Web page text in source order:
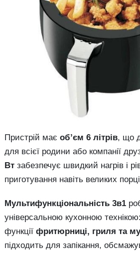
Пристрій має об’єм 6 літрів, що
для всієї родини або компанії
Вт забезпечує швидкий нагрів і
приготування навіть великих
Мультифункціональність 3в1
універсальною кухонною
функції фритюрниці, гриля та
підходить для запікання,